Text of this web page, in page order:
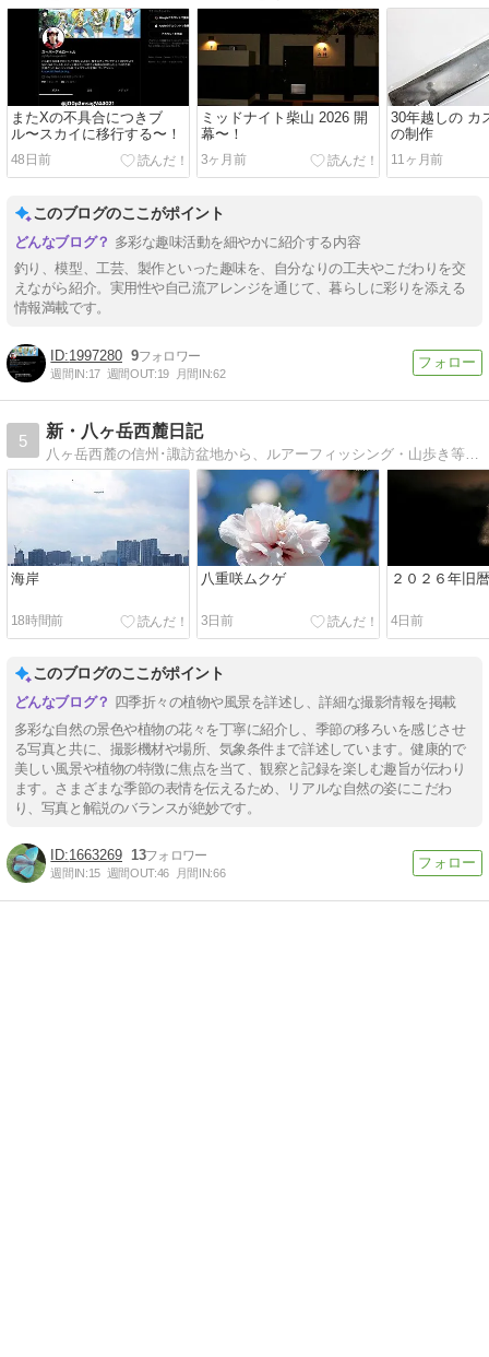
またXの不具合につきブ
ル〜スカイに移行する〜！
48日前
ミッドナイト柴山 2026 開
幕〜！
3ヶ月前
30年越しの カ
の制作
11ヶ月前
このブログのここがポイント
多彩な趣味活動を細やかに紹介する内容
釣り、模型、工芸、製作といった趣味を、自分なりの工夫やこだわりを交
えながら紹介。実用性や自己流アレンジを通じて、暮らしに彩りを添える
情報満載です。
1997280 9
週間IN:17 週間OUT:19 月間IN:62
5
新・八ヶ岳西麓日記
海岸
18時間前
八重咲ムクゲ
3日前
２０２６年旧
4日前
このブログのここがポイント
四季折々の植物や風景を詳述し、詳細な撮影情報を掲載
多彩な自然の景色や植物の花々を丁寧に紹介し、季節の移ろいを感じさせ
る写真と共に、撮影機材や場所、気象条件まで詳述しています。健康的で
美しい風景や植物の特徴に焦点を当て、観察と記録を楽しむ趣旨が伝わり
ます。さまざまな季節の表情を伝えるため、リアルな自然の姿にこだわ
り、写真と解説のバランスが絶妙です。
1663269 13
週間IN:15 週間OUT:46 月間IN:66